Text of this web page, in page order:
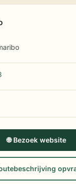
🌐 Bezoek website